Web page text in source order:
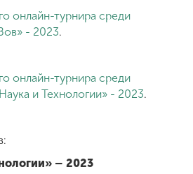
онлайн-турнира среди
- 2023.
онлайн-турнира среди
и Технологии» - 2023.
– 2023